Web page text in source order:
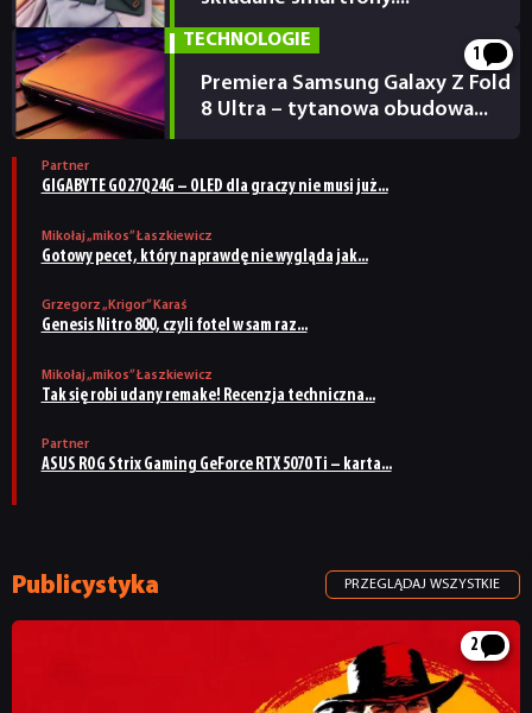
TECHNOLOGIE
1
Premiera Samsung Galaxy Z Fold
8 Ultra – tytanowa obudowa...
Partner
GIGABYTE GO27Q24G – OLED dla graczy nie musi już...
Mikołaj „mikos” Łaszkiewicz
Gotowy pecet, który naprawdę nie wygląda jak...
Grzegorz „Krigor” Karaś
Genesis Nitro 800, czyli fotel w sam raz...
Mikołaj „mikos” Łaszkiewicz
Tak się robi udany remake! Recenzja techniczna...
Partner
ASUS ROG Strix Gaming GeForce RTX 5070 Ti – karta...
Publicystyka PRZEGLĄDAJ WSZYSTKIE
2